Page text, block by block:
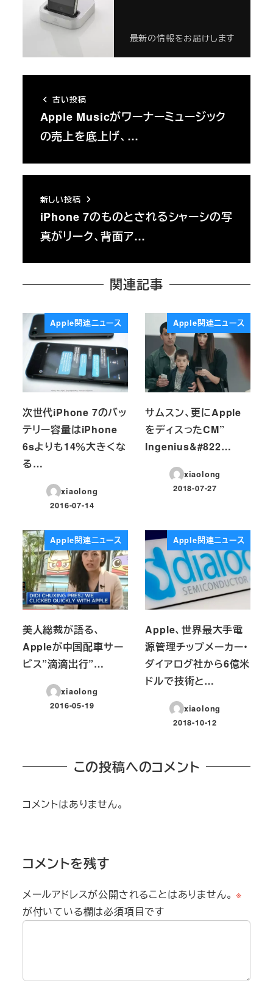
最新の情報をお届けします
古い投稿
Apple Musicがワーナーミュージック
の売上を底上げ、…
新しい投稿
iPhone 7のものとされるシャーシの写
真がリーク、背面ア…
関連記事
Apple関連ニュース
次世代iPhone 7のバッ
テリー容量はiPhone
6sよりも14％大きくな
る…
xiaolong
投稿日
2016-07-14
Apple関連ニュース
サムスン、更にApple
をディスったCM”
Ingenius&#822…
xiaolong
投稿日
2018-07-27
Apple関連ニュース
美人総裁が語る、
Appleが中国配車サー
ビス”滴滴出行”…
xiaolong
投稿日
2016-05-19
Apple関連ニュース
Apple、世界最大手電
源管理チップメーカー・
ダイアログ社から6億米
ドルで技術と…
xiaolong
投稿日
2018-10-12
この投稿へのコメント
コメントはありません。
コメントを残す
メールアドレスが公開されることはありません。 ※
が付いている欄は必須項目です